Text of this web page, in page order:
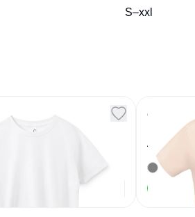
S–xxl
Imperial 190
M
586
Men
Артикул
В наличии